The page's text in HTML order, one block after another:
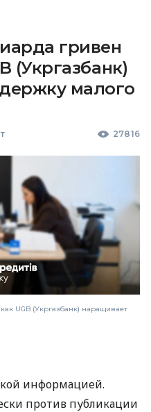
гривен
(Укргазбанк)
малого
27816
UGB (Укргазбанк) наращивает
информацией.
против публикации